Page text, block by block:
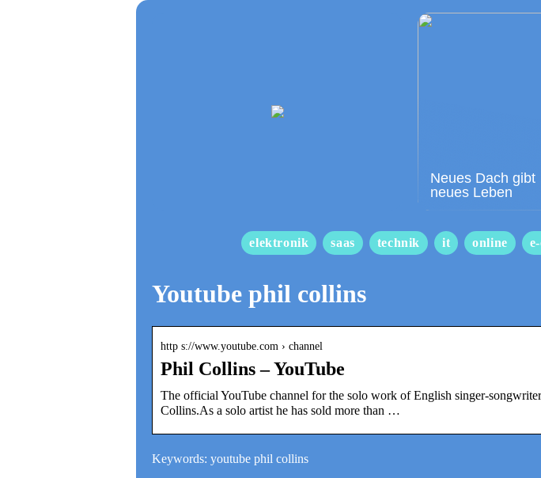
Neues Dach gibt
neues Leben
elektronik saas technik it online
Youtube phil collins
http s://www.youtube.com › channel
Phil Collins – YouTube
The official YouTube channel for the solo work of English singer-
Collins.As a solo artist he has sold more than …
Keywords: youtube phil collins